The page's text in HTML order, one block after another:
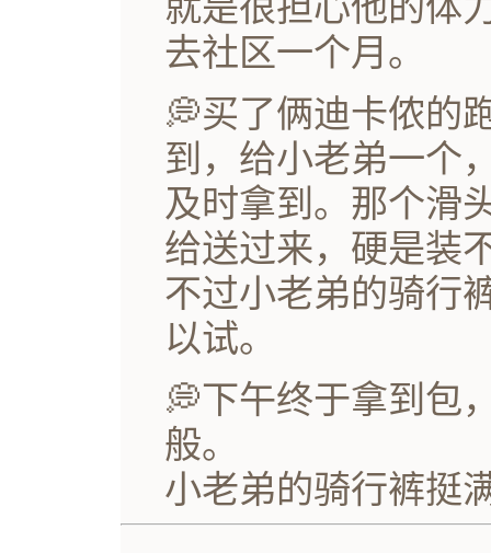
去社区一个月。
💭买了俩迪卡侬的
到，给小老弟一个
及时拿到。那个滑
给送过来，硬是装
不过小老弟的骑行
以试。
💭下午终于拿到包
般。
小老弟的骑行裤挺